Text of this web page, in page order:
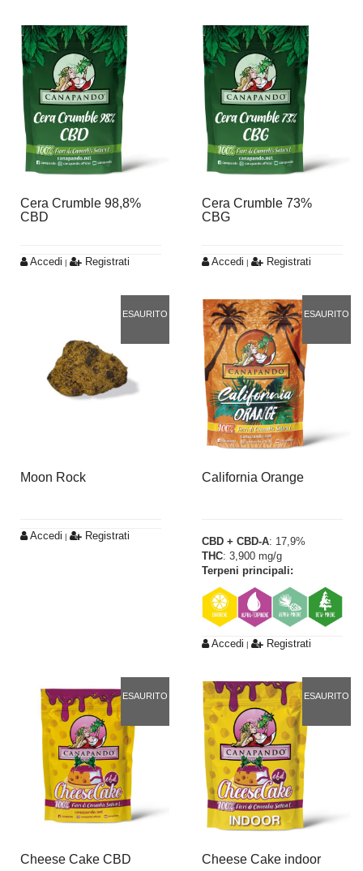
Cera Crumble 98,8%
CBD
Accedi | Registrati
Cera Crumble 73%
CBG
Accedi | Registrati
ESAURITO
Moon Rock
Accedi | Registrati
ESAURITO
California Orange
CBD + CBD-A: 17,9%
THC: 3,900 mg/g
Terpeni principali:
Accedi | Registrati
ESAURITO
Cheese Cake CBD
ESAURITO
Cheese Cake indoor